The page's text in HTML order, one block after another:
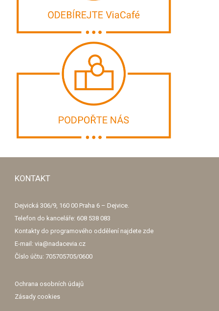
KONTAKT
Dejvická 306/9, 160 00 Praha 6 – Dejvice.
Telefon do kanceláře: 608 538 083
Kontakty do programového oddělení najdete zde
E-mail: via@nadacevia.cz
Číslo účtu: 705705705/0600
Ochrana osobních údajů
Zásady cookies